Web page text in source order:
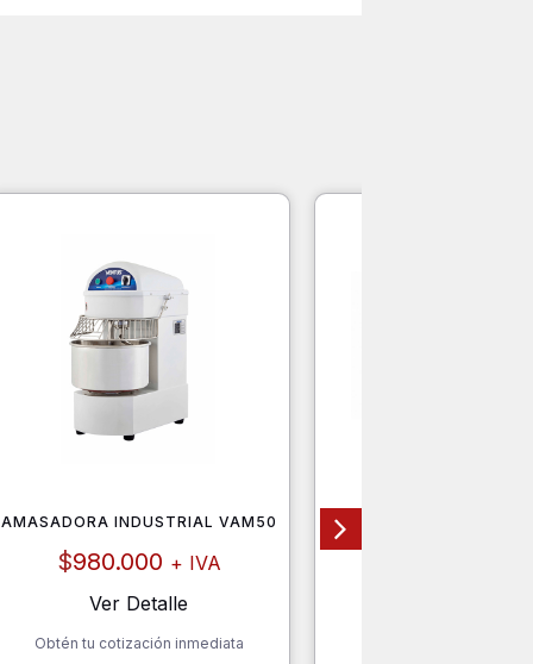
AMASADORA INDUSTRIAL VAM50
$980.000 + IVA
Ver Detalle
Obtén tu cotización inmediata
MUEBLE, GABINETE
GASTROINOX MODELO